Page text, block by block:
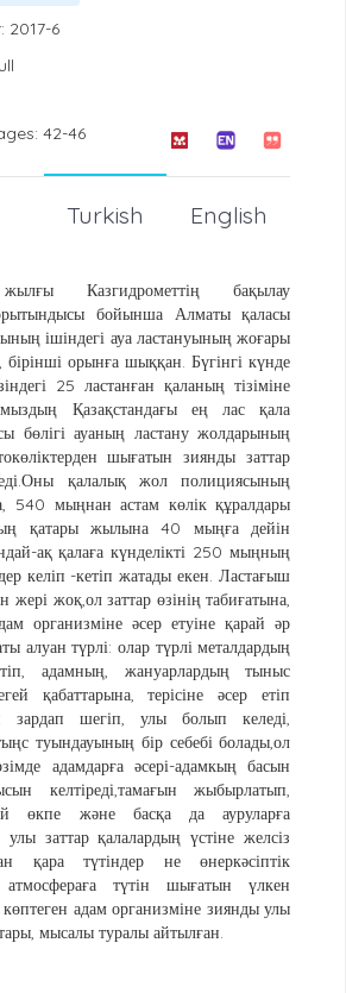
2017-6
42-46
English
Turkish
Казгидрометтің бақылау
бойынша Алматы қаласы
ішіндегі ауа ластануының жоғары
бірінші орынға шыққан. Бүгінгі күнде
25 ластанған қаланың тізіміне
Қазақстандағы ең лас қала
бөлігі ауаның ластану жолдарының
шығатын зиянды заттар
қалалық жол полициясының
540 мыңнан астам көлік құралдары
қатары жылына 40 мыңға дейін
ақ қалаға күнделікті 250 мыңның
келіп -кетіп жатады екен. Ластағыш
жері жоқ,ол заттар өзінің табиғатына,
организміне әсер етуіне қарай әр
алуан түрлі: олар түрлі металдардың
адамның, жануарлардың тыныс
қабаттарына, терісіне әсер етіп
зардап шегіп, улы болып келеді,
туындауының бір себебі болады,ол
адамдарға әсері-адамкың басын
келтіреді,тамағын жыбырлатып,
өкпе және басқа да ауруларға
заттар қалалардың үстіне желсіз
қара түтіндер не өнеркәсіптік
атмосфераға түтін шығатын үлкен
адам организміне зиянды улы
мысалы туралы айтылған.